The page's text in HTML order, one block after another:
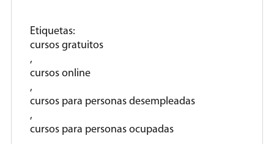
Etiquetas:
cursos gratuitos
,
cursos online
,
cursos para personas desempleadas
,
cursos para personas ocupadas